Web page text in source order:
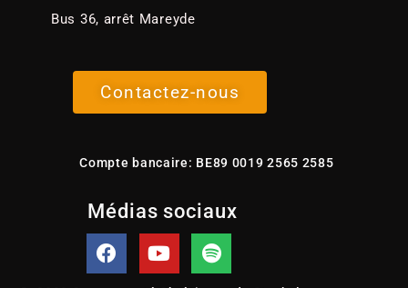
Bus 36, arrêt Mareyde
Contactez-nous
Compte bancaire: BE89 0019 2565 2585
Médias sociaux